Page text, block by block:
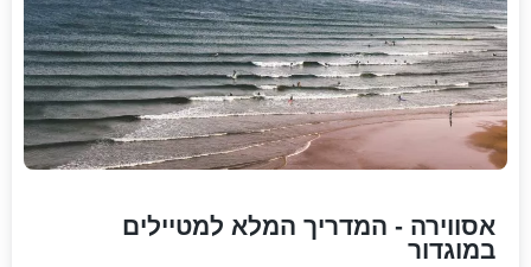
אסווירה - המדריך המלא למטיילים
במוגדור